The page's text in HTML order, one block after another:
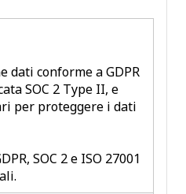
dati conforme a GDPR
SOC 2 Type II, e
per proteggere i dati
SOC 2 e ISO 27001